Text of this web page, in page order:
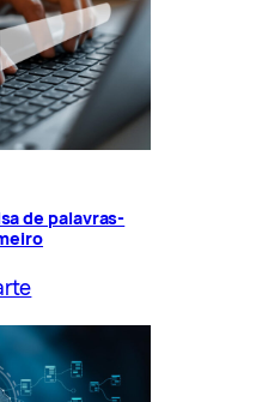
de palavras-